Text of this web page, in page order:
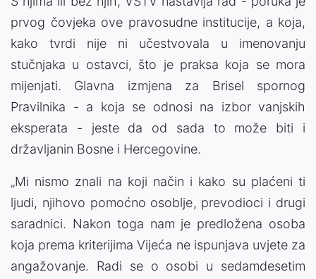
prvog čovjeka ove pravosudne institucije, a koja,
kako tvrdi nije ni učestvovala u imenovanju
stučnjaka u ostavci, što je praksa koja se mora
mijenjati. Glavna izmjena za Brisel spornog
Pravilnika - a koja se odnosi na izbor vanjskih
eksperata - jeste da od sada to može biti i
državljanin Bosne i Hercegovine.
„Mi nismo znali na koji način i kako su plaćeni ti
ljudi, njihovo pomoćno osoblje, prevodioci i drugi
saradnici. Nakon toga nam je predložena osoba
koja prema kriterijima Vijeća ne ispunjava uvjete za
angažovanje. Radi se o osobi u sedamdesetim